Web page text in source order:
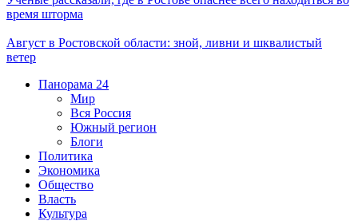
время шторма
Август в Ростовской области: зной, ливни и шквалистый
ветер
Панорама 24
Мир
Вся Россия
Южный регион
Блоги
Политика
Экономика
Общество
Власть
Культура